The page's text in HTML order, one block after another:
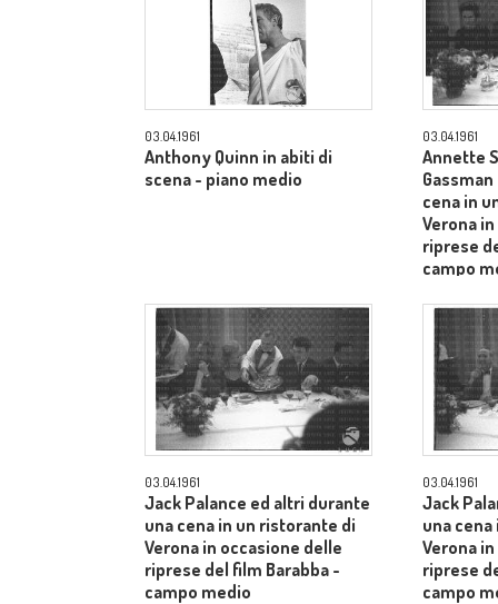
03.04.1961
Anthony Quinn in abiti di
scena - piano medio
03.04.1961
Annette
cena in
Verona
riprese
campo
03.04.1961
Jack Palance ed altri durante
una cena in un ristorante di
Verona in occasione delle
riprese del film Barabba -
campo medio
03.04.1961
Jack
una
Verona
riprese
campo